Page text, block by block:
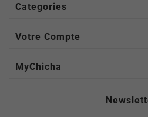
Categories
Votre Compte
MyChicha